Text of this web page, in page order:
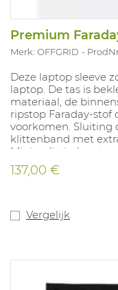
Premium
Merk: OFFGRID
Deze laptop sleeve
laptop. De tas is
materiaal, de
ripstop Faraday-stof
voorkomen. Sluiting
klittenband met
Minimalistisch
MIL-STD-188-125-2.
137,00 €
Vergelijk